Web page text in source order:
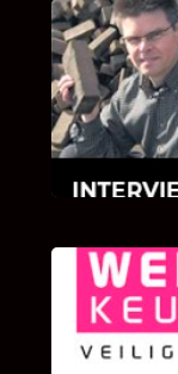
Hoe
Hans
We zijn er
als klant